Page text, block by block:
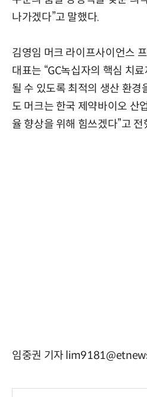
나가겠다”고 말했다.
김영임 머크 라이프사이언스
대표는 “GC녹십자의 핵심 치
될 수 있도록 최적의 생산 환경
도 머크는 한국 제약바이오 산
율 향상을 위해 힘쓰겠다”고 전
임중권 기자